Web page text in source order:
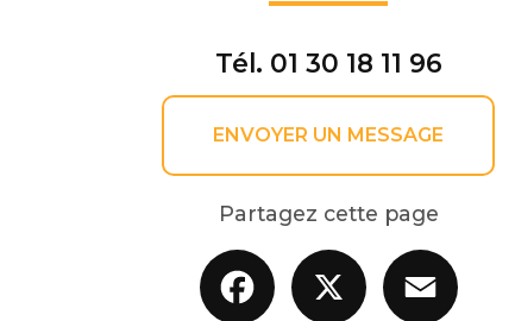
Tél. 01 30 18 11 96
ENVOYER UN MESSAGE
Partagez cette page
Facebook